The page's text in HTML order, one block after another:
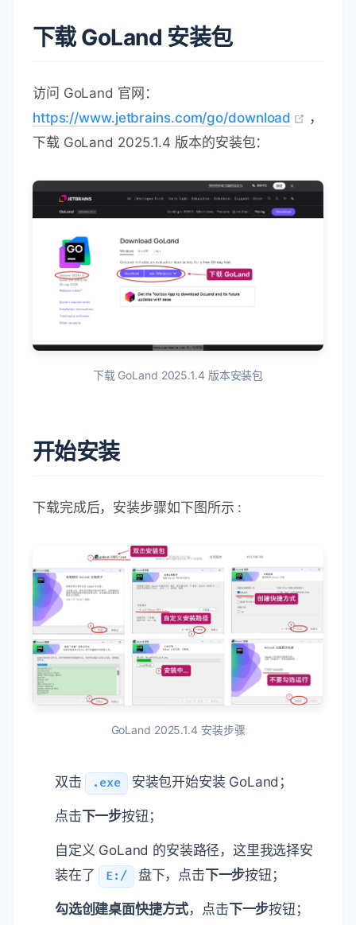
下载 GoLand 安装包
访问 GoLand 官网：
https://www.jetbrains.com/go/download
，
下载 GoLand 2025.1.4 版本的安装包：
下载 GoLand 2025.1.4 版本安装包
开始安装
下载完成后，安装步骤如下图所示 :
GoLand 2025.1.4 安装步骤
双击 .exe 安装包开始安装 GoLand；
点击下一步按钮；
自定义 GoLand 的安装路径，这里我选择安
装在了
E:/ 盘下，点击下一步按钮；
勾选创建桌面快捷方式，点击下一步按钮；